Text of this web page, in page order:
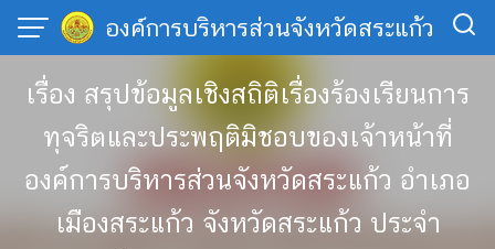
Skip
content
องค์การบริหารส่วนจังหวัดสระแก้ว
เรื่อง สรุปข้อมูลเชิงสถิติเรื่องร้องเรียนการ
ทุจริตและประพฤติมิชอบของเจ้าหน้าที่
องค์การบริหารส่วนจังหวัดสระแก้ว อำเภอ
เมืองสระแก้ว จังหวัดสระแก้ว ประจำ